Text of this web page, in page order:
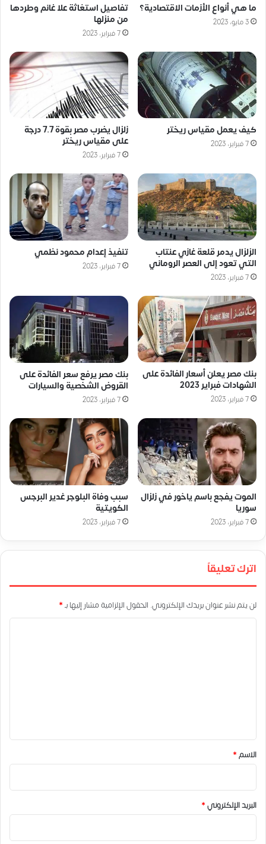
ما هي أنواع الأزمات الاقتصادية؟
3 مايو، 2023
تفاصيل استغاثة علا غانم وطردها
من منزلها
7 فبراير، 2023
كيف يعمل مقياس ريختر
7 فبراير، 2023
زلزال يضرب مصر بقوة 7.7 درجة
على مقياس ريختر
7 فبراير، 2023
الزلزال يدمر قلعة غازي عنتاب
التي تعود إلى العصر الروماني
7 فبراير، 2023
تنفيذ إعدام محمود نظمي
7 فبراير، 2023
بنك مصر يعلن أسعار الفائدة على
الشهادات فبراير 2023
7 فبراير، 2023
بنك مصر يرفع سعر الفائدة على
القروض الشخصية والسيارات
7 فبراير، 2023
الموت يفجع باسم ياخور في زلزال
سوريا
7 فبراير، 2023
سبب وفاة البلوجر غدير البرجس
الكويتية
7 فبراير، 2023
اترك تعليقاً
لن يتم نشر عنوان بريدك الإلكتروني. الحقول الإلزامية مشار إليها بـ*
*
الاسم*
البريد الإلكتروني*